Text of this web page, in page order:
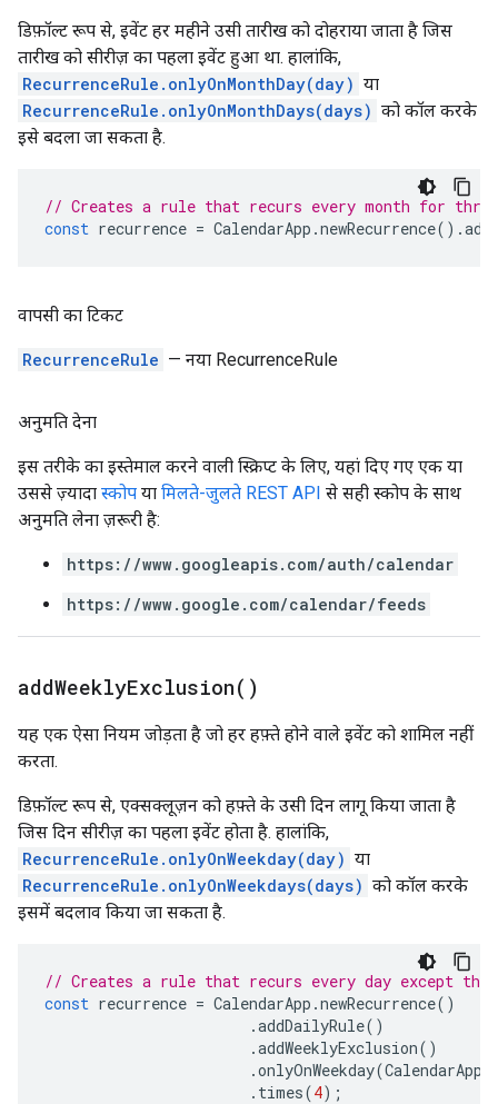
डिफ़ॉल्ट रूप से, इवेंट हर महीने उसी तारीख को दोहराया जाता है जिस
तारीख को सीरीज़ का पहला इवेंट हुआ था. हालांकि,
RecurrenceRule.onlyOnMonthDay(day) या
RecurrenceRule.onlyOnMonthDays(days) को कॉल करके
इसे बदला जा सकता है.
// Creates a rule that recurs every month for
const recurrence = CalendarApp .newRecurrence().
वापसी का टिकट
RecurrenceRule — नया RecurrenceRule
अनुमति देना
इस तरीके का इस्तेमाल करने वाली स्क्रिप्ट के लिए, यहां दिए गए एक या
उससे ज़्यादा स्कोप या मिलते-जुलते REST API से सही स्कोप के साथ
अनुमति लेना ज़रूरी है:
https://www.googleapis.com/auth/calendar
https://www.google.com/calendar/feeds
addWeeklyExclusion( )
यह एक ऐसा नियम जोड़ता है जो हर हफ़्ते होने वाले इवेंट को शामिल नहीं
करता.
डिफ़ॉल्ट रूप से, एक्सक्लूज़न को हफ़्ते के उसी दिन लागू किया जाता है
जिस दिन सीरीज़ का पहला इवेंट होता है. हालांकि,
RecurrenceRule.onlyOnWeekday(day) या
RecurrenceRule.onlyOnWeekdays(days) को कॉल करके
इसमें बदलाव किया जा सकता है.
// Creates a rule that recurs every day except the
const recurrence = CalendarApp .newRecurrence()
.addDailyRule()
.addWeeklyExclusion()
.onlyOnWeekday(CalendarApp
. times(4);